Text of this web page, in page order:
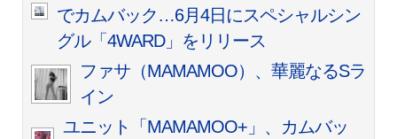
でカムバック…6月4日にスペシャルシン
グル「4WARD」をリリース
ファサ（MAMAMOO）、華麗なるSラ
イン
ユニット「MAMAMOO+」、カムバッ